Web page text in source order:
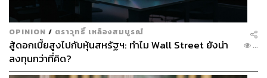
OPINION / ตราวุทธิ์ เหลืองสมบูรณ์
สู้ดอกเบี้ยสูงไปกับหุ้นสหรัฐฯ: ทำไม Wall Street ยังน่า
ลงทุนกว่าที่คิด?
...